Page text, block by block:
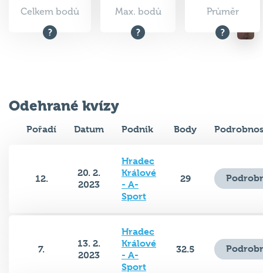
Celkem bodů Max. bodů Průměr
Odehrané kvízy
Pořadí Datum Podnik Body
12.
20. 2.
2023
Hradec
Králové
- A-
Sport
29
7.
13. 2.
2023
Hradec
Králové
- A-
Sport
32.5